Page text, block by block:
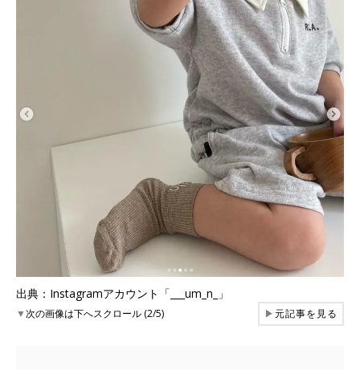
出典：Instagramアカウント「___um_n_」
▼次の画像は下へスクロール (2/5) ▶元記事を見る